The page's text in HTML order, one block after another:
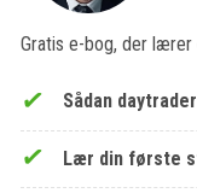
Gratis e-bog, der
Sådan
Lær din første